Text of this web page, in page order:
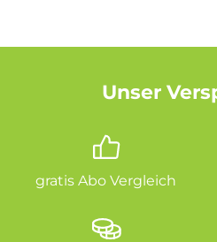
Unser
gratis Abo Vergleich